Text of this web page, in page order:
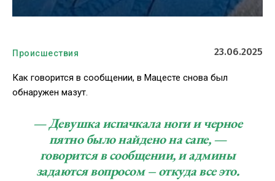
Происшествия 23.06.2025
Как говорится в сообщении, в Мацесте снова был
обнаружен мазут.
— Девушка испачкала ноги и черное
пятно было найдено на сапе, —
говорится в сообщении, и админы
задаются вопросом – откуда все это.